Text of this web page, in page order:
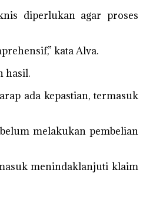
diperlukan agar proses
kata Alva.
hasil.
ada kepastian, termasuk
melakukan pembelian
menindaklanjuti klaim